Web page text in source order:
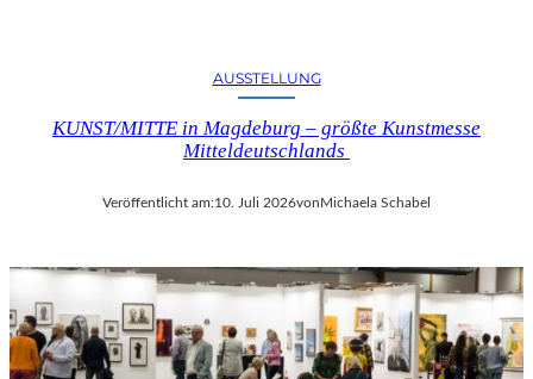
AUSSTELLUNG
KUNST/MITTE in Magdeburg – größte Kunstmesse
Mitteldeutschlands
Veröffentlicht am:10. Juli 2026vonMichaela Schabel